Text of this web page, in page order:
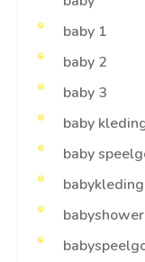
baby 1
baby 2
baby 3
baby
baby
babykleding
babyshower